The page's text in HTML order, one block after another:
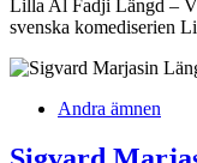
Lilla Al Fadji Längd –
svenska komediserien
Andra ämnen